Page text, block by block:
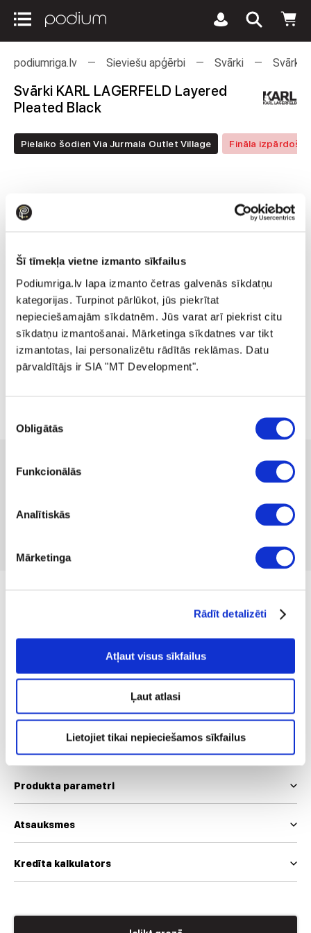
Šī tīmekļa vietne izmanto sīkfailus
Podiumriga.lv lapa izmanto četras galvenās sīkdatņu
kategorijas. Turpinot pārlūkot, jūs piekrītat
nepieciešamajām sīkdatnēm. Jūs varat arī piekrist citu
sīkdatņu izmantošanai. Mārketinga sīkdatnes var tikt
izmantotas, lai personalizētu rādītās reklāmas. Datu
pārvaldītājs ir SIA "MT Development".
izvēle
Obligātās
Funkcionālās
Analītiskās
Mārketinga
Rādīt detalizēti
Atļaut visus sīkfailus
Ļaut atlasi
Lietojiet tikai nepieciešamos sīkfailus
podiumriga.lv Sieviešu apģērbi Svārki Svārki
Svārki KARL LAGERFELD Layered
Pleated Black
Pielaiko šodien Via Jurmala Outlet Village Fināla
120.00
Produkta kods 1332698
Nav atsauksmju
Mēs izmantojam EUR un INT izmēru skalas
Izmēru tabula
Produkta parametri
Atsauksmes
Kredīta kalkulators